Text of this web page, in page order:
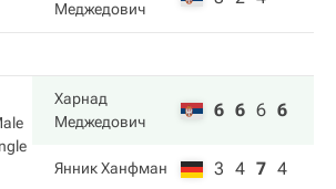
Меджедович
Харнад
Меджедович
6 6 6 6
Янник Ханфман 3 4 7 4